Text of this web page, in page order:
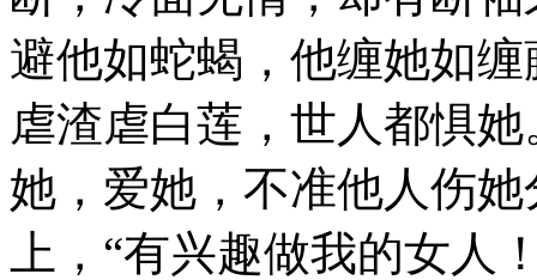
避他如蛇蝎，他缠她如
虐渣虐白莲，世人都惧
她，爱她，不准他人伤
上，“有兴趣做我的女人